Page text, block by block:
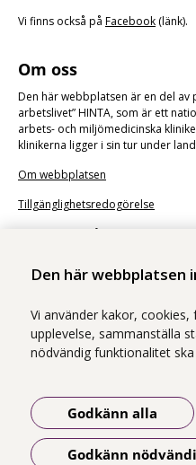
Den här webbplatsen
Vi använder kakor,
upplevelse, sammanställa
nödvändig funktionalitet
Godkänn alla
Godkänn
Vi finns också på Facebook (länk).
Om oss
Den här webbplatsen är en del av
arbetslivet” HINTA, som är ett
arbets- och miljömedicinska
klinikerna ligger i sin tur under
Om webbplatsen
Tillgänglighetsredogörelse
Illustrationer från